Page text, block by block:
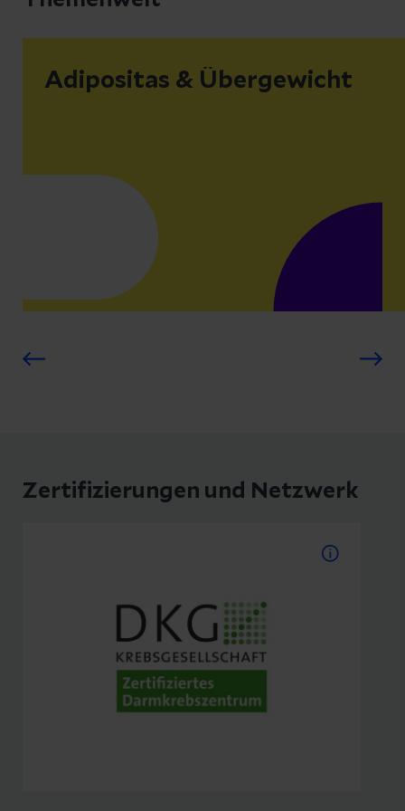
Abhängigkeit von der Lage des Tumors
untersucht. Es handelt sich um eine
multizentrische prospektive
Adipositas & Übergewicht
Zertifizierungen und Netzwerk